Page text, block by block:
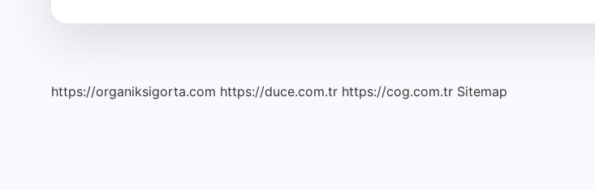
https://organiksigorta.com https://duce.com.tr https://cog.com.tr Sitemap